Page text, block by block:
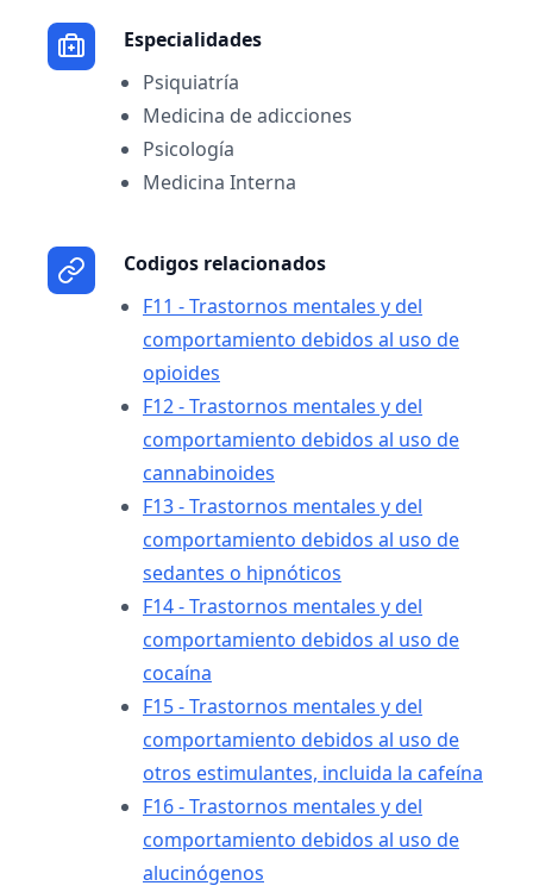
Especialidades
Psiquiatría
Medicina de adicciones
Psicología
Medicina Interna
Codigos relacionados
F11 - Trastornos mentales y del
comportamiento debidos al uso de
opioides
F12 - Trastornos mentales y del
comportamiento debidos al uso de
cannabinoides
F13 - Trastornos mentales y del
comportamiento debidos al uso de
sedantes o hipnóticos
F14 - Trastornos mentales y del
comportamiento debidos al uso de
cocaína
F15 - Trastornos mentales y del
comportamiento debidos al uso de
otros estimulantes, incluida la cafeína
F16 - Trastornos mentales y del
comportamiento debidos al uso de
alucinógenos